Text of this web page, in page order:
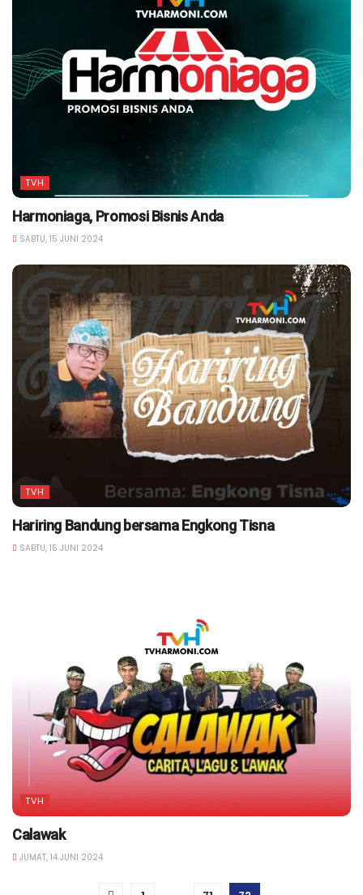
TVH
Harmoniaga, Promosi Bisnis Anda
SABTU, 15 JUNI 2024
TVH
Hariring Bandung bersama Engkong Tisna
SABTU, 15 JUNI 2024
TVH
Calawak
JUMAT, 14 JUNI 2024